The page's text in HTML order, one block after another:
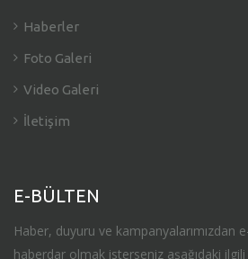
Haberler
Foto Galeri
Video Galeri
İletişim
E-BÜLTEN
Haber, duyuru ve kampanyalarımızdan
haberdar olmak isterseniz aşağıdaki